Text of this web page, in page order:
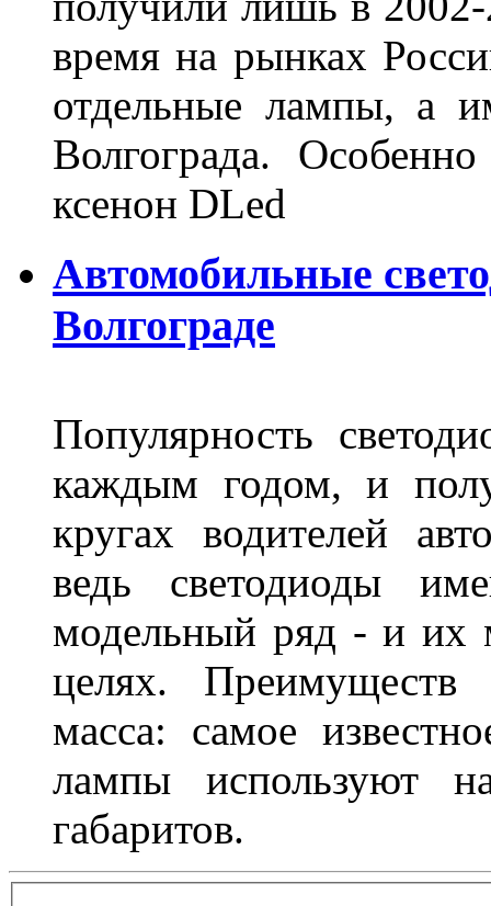
время на рынках
отдельные лампы, а
Волгограда.
ксенон DLed
Автомобильные
Волгограде
Популярность
каждым годом, и
кругах водителей
ведь светодиоды
модельный ряд - и их
целях.
масса: самое
лампы используют
габаритов.